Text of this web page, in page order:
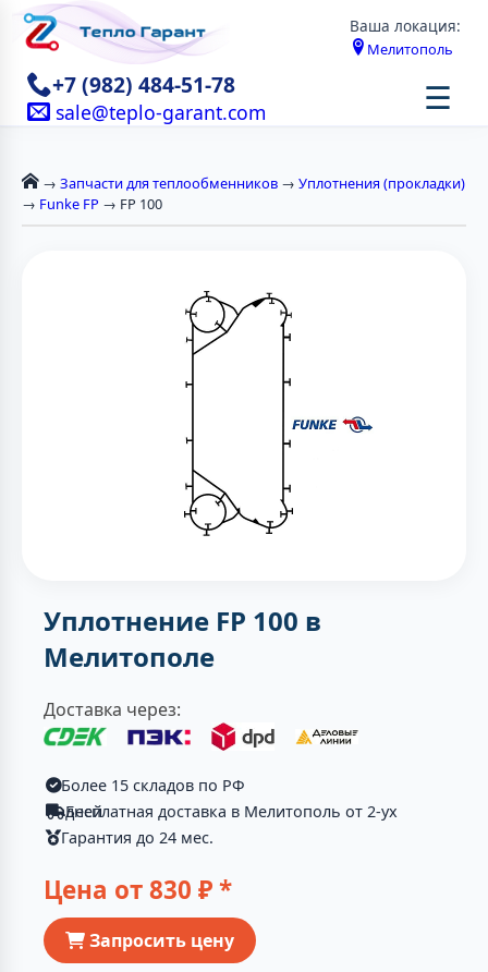
Ваша локация:
Мелитополь
+7 (982) 484-51-78
sale@teplo-garant.com ☰
→ Запчасти для теплообменников → Уплотнения (прокладки)
→ Funke FP → FP 100
Уплотнение FP 100 в
Мелитополе
Доставка через:
Более 15 складов по РФ
Бесплатная доставка в Мелитополь от 2-ух дней
Гарантия до 24 мес.
Цена от830 ₽ *
Запросить цену